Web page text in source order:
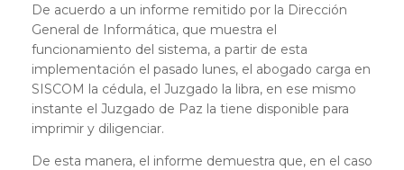
De acuerdo a un informe remitido por la Dirección
General de Informática, que muestra el
funcionamiento del sistema, a partir de esta
implementación el pasado lunes, el abogado carga en
SISCOM la cédula, el Juzgado la libra, en ese mismo
instante el Juzgado de Paz la tiene disponible para
imprimir y diligenciar.
De esta manera, el informe demuestra que, en el caso